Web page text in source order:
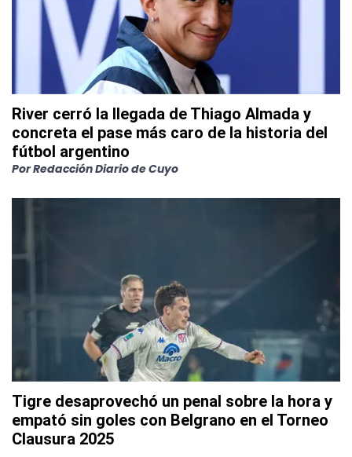
River cerró la llegada de Thiago Almada y
concreta el pase más caro de la historia del
fútbol argentino
PorRedacción Diario de Cuyo
Tigre desaprovechó un penal sobre la hora y
empató sin goles con Belgrano en el Torneo
Clausura 2025